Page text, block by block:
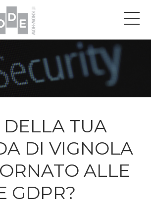
DELLA TUA
DI VIGNOLA
ALLE
GDPR?